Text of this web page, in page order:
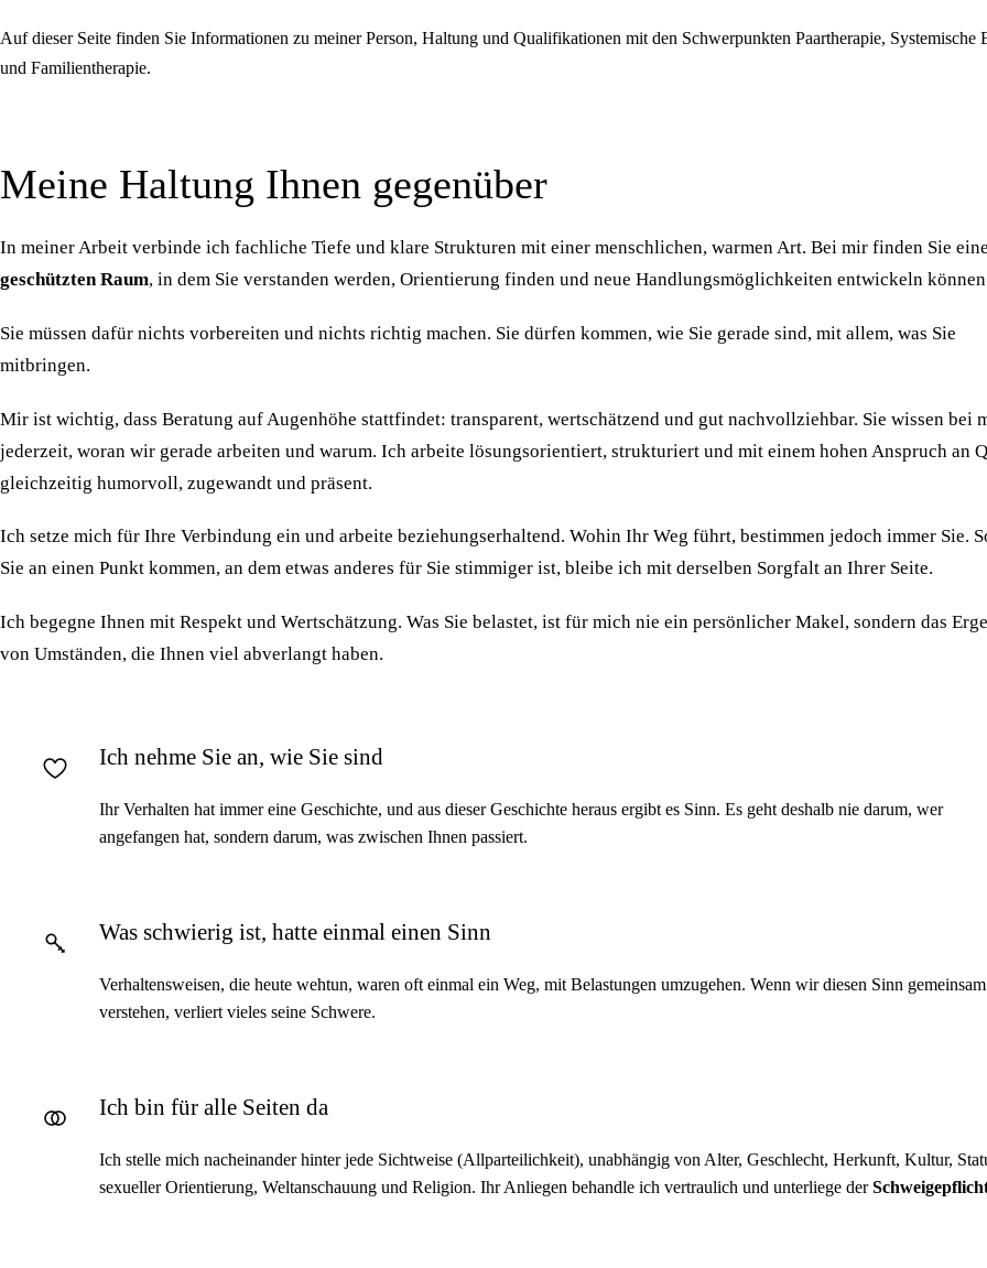
Auf dieser Seite finden Sie Informationen zu meiner Person, Haltung und Qualifikationen mit den Schwerpunkten Paartherapie, Systemische
und Familientherapie.
Meine Haltung Ihnen gegenüber
In meiner Arbeit verbinde ich fachliche Tiefe und klare Strukturen mit einer menschlichen, warmen Art. Bei mir finden Sie
geschützten Raum, in dem Sie verstanden werden, Orientierung finden und neue Handlungsmöglichkeiten entwickeln
Sie müssen dafür nichts vorbereiten und nichts richtig machen. Sie dürfen kommen, wie Sie gerade sind, mit allem, was Sie
mitbringen.
Mir ist wichtig, dass Beratung auf Augenhöhe stattfindet: transparent, wertschätzend und gut nachvollziehbar. Sie wissen bei
jederzeit, woran wir gerade arbeiten und warum. Ich arbeite lösungsorientiert, strukturiert und mit einem hohen Anspruch an
gleichzeitig humorvoll, zugewandt und präsent.
Ich setze mich für Ihre Verbindung ein und arbeite beziehungserhaltend. Wohin Ihr Weg führt, bestimmen jedoch immer Sie.
Sie an einen Punkt kommen, an dem etwas anderes für Sie stimmiger ist, bleibe ich mit derselben Sorgfalt an Ihrer Seite.
Ich begegne Ihnen mit Respekt und Wertschätzung. Was Sie belastet, ist für mich nie ein persönlicher Makel, sondern das
von Umständen, die Ihnen viel abverlangt haben.
Ich nehme Sie an, wie Sie sind
Ihr Verhalten hat immer eine Geschichte, und aus dieser Geschichte heraus ergibt es Sinn. Es geht deshalb nie darum, wer
angefangen hat, sondern darum, was zwischen Ihnen passiert.
Was schwierig ist, hatte einmal einen Sinn
Verhaltensweisen, die heute wehtun, waren oft einmal ein Weg, mit Belastungen umzugehen. Wenn wir diesen Sinn gemeinsam
verstehen, verliert vieles seine Schwere.
Ich bin für alle Seiten da
Ich stelle mich nacheinander hinter jede Sichtweise (Allparteilichkeit), unabhängig von Alter, Geschlecht, Herkunft, Kultur,
sexueller Orientierung, Weltanschauung und Religion. Ihr Anliegen behandle ich vertraulich und unterliege der